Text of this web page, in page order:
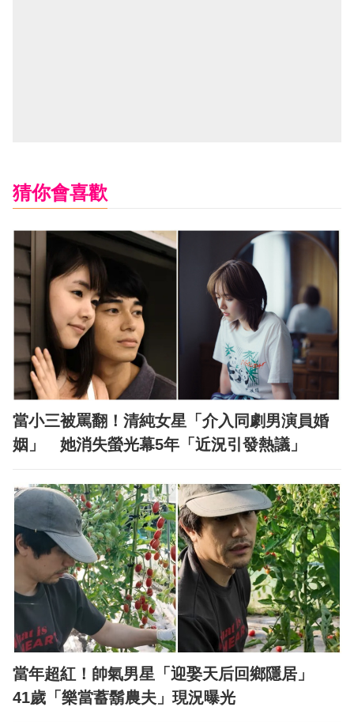
猜你會喜歡
當小三被罵翻！清純女星「介入同劇男演員婚
姻」 她消失螢光幕5年「近況引發熱議」
當年超紅！帥氣男星「迎娶天后回鄉隱居」
41歲「樂當蓄鬍農夫」現況曝光